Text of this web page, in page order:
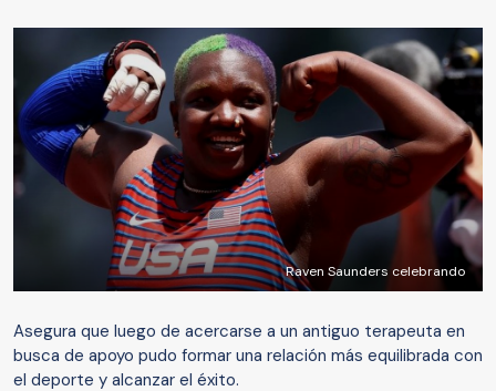
Raven Saunders celebrando
Asegura que luego de acercarse a un antiguo terapeuta en
busca de apoyo pudo formar una relación más equilibrada con
el deporte y alcanzar el éxito.